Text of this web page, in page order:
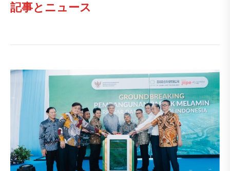
記事とニュース